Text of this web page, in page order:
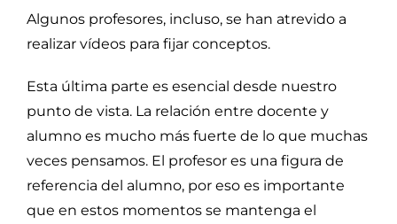
Algunos profesores, incluso, se han atrevido a
realizar vídeos para fijar conceptos.
Esta última parte es esencial desde nuestro
punto de vista. La relación entre docente y
alumno es mucho más fuerte de lo que muchas
veces pensamos. El profesor es una figura de
referencia del alumno, por eso es importante
que en estos momentos se mantenga el